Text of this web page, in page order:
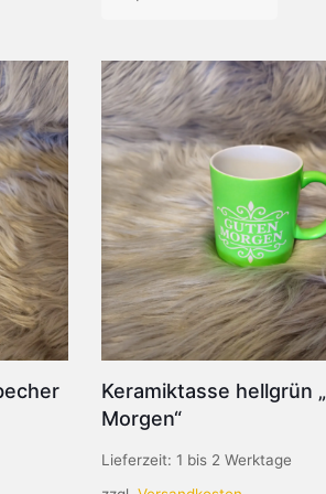
Produkt
weist
mehrere
Varianten
auf.
Die
Optionen
können
auf
der
Produktseite
gewählt
werden
Keramiktasse hellgrün
Morgen“
Lieferzeit: 1 bis 2 Werktage